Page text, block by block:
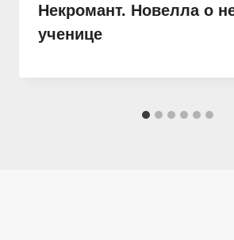
Некромант. Новелла о
ученице